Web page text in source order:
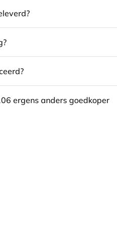
ergens anders goedkoper